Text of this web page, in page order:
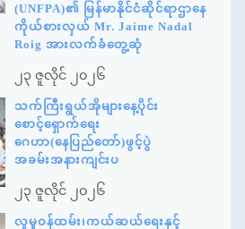
(UNFPA)၏ မြန်မာနိုင်ငံဆိုင်ရာဌာနေ
ကိုယ်စားလှယ် Mr. Jaime Nadal
Roig အားလက်ခံတွေ့ဆုံ
၂၃ ဇူလိုင် ၂၀၂၆
သက်ကြီးရွယ်အိုများနေ့ပိုင်း
စောင့်ရှောက်ရေး
ဂေဟာ(နေပြည်တော်)ဖွင့်ပွဲ
အခမ်းအနားကျင်းပ
၂၃ ဇူလိုင် ၂၀၂၆
လူမှုဝန်ထမ်း၊ကယ်ဆယ်ရေးနှင့်